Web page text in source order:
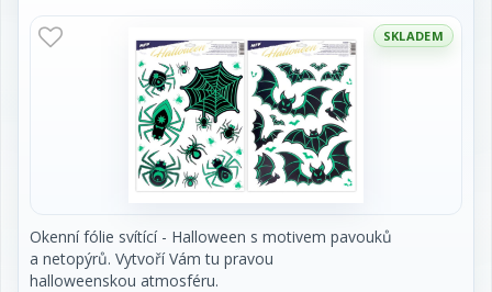
SKLADEM
Okenní fólie svítící - Halloween s motivem pavouků
a netopýrů. Vytvoří Vám tu pravou
halloweenskou atmosféru.